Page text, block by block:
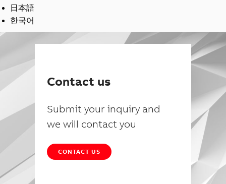
日本語
한국어
Contact us
Submit your inquiry and
we will contact you
CONTACT US